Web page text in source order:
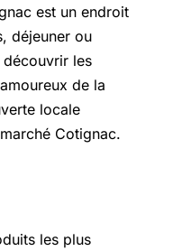
est un endroit
déjeuner ou
découvrir les
de la
locale
Cotignac.
les plus